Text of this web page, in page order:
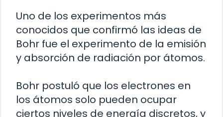
Uno de los experimentos más
conocidos que confirmó las ideas de
Bohr fue el experimento de la emisión
y absorción de radiación por átomos.
Bohr postuló que los electrones en
los átomos solo pueden ocupar
ciertos niveles de energía discretos, y